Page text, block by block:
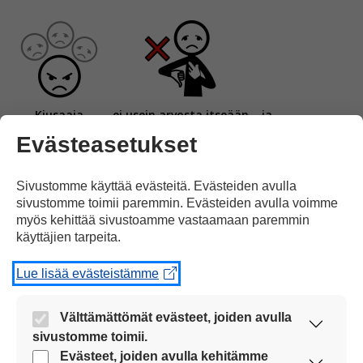
Kiusaaja ei usein arvosta itseään ja
haluaa vähätellä ja alistaa muita.
Kiusaaja voi alistaa uhriaan silloin,
Evästeasetukset
Sivustomme käyttää evästeitä. Evästeiden avulla
sivustomme toimii paremmin. Evästeiden avulla voimme
myös kehittää sivustoamme vastaamaan paremmin
käyttäjien tarpeita.
Lue lisää evästeistämme
Välttämättömät evästeet, joiden avulla
sivustomme toimii.
Nämä evästeet ovat aina käytössä, jotta
Evästeet, joiden avulla kehitämme